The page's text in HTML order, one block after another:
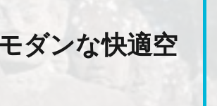
ダンな快適空